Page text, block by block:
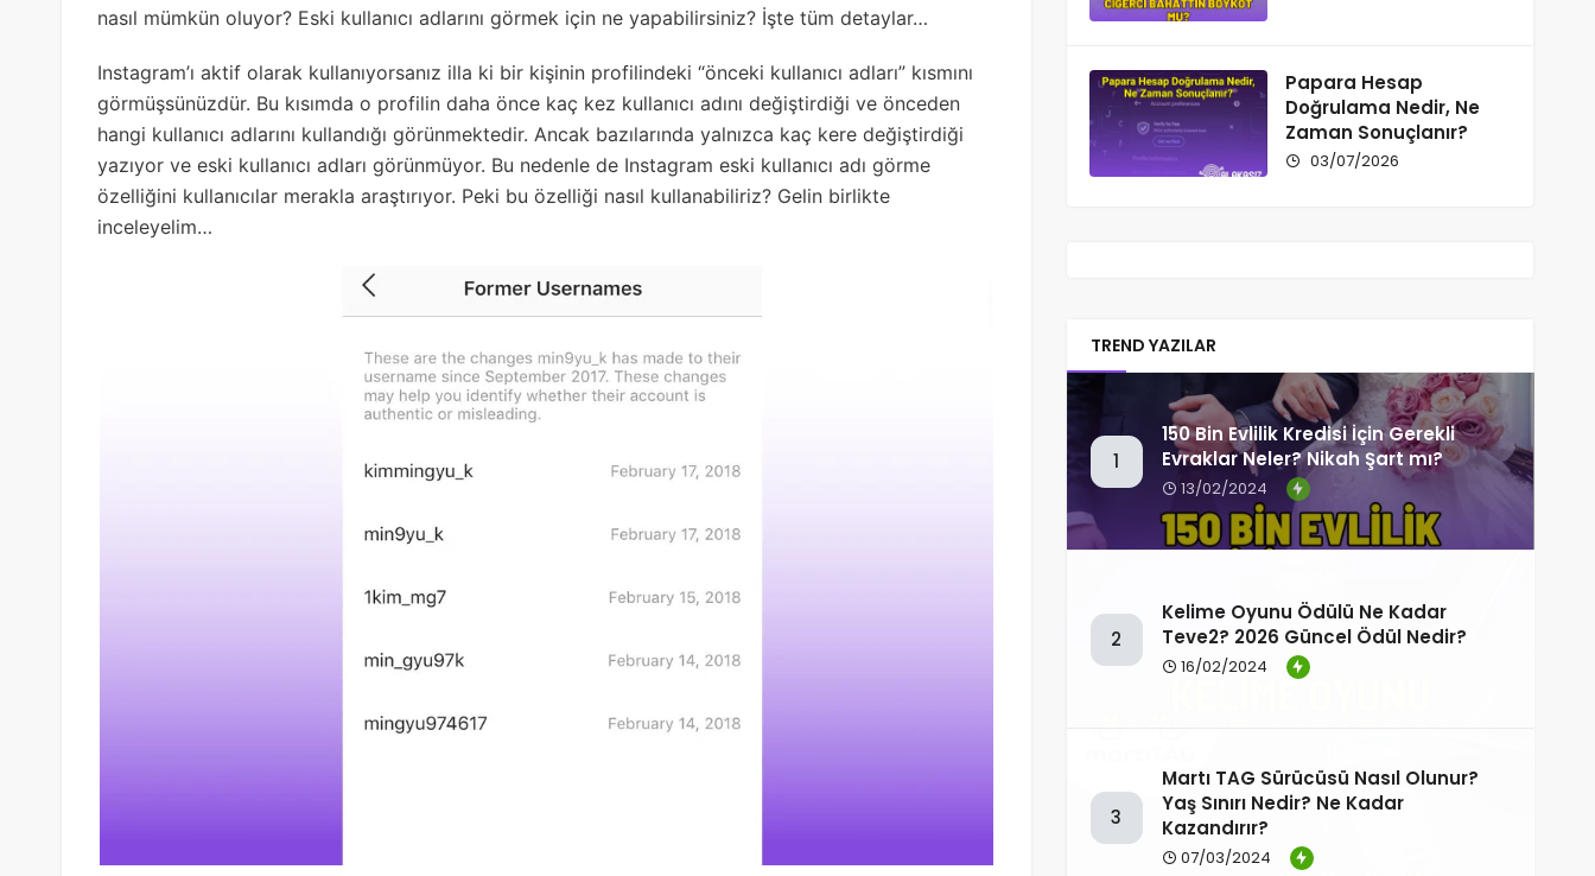
nasıl mümkün oluyor? Eski kullanıcı adlarını görmek için ne yapabilirsiniz? İşte tüm detaylar…
Instagram’ı aktif olarak kullanıyorsanız illa ki bir kişinin profilindeki “önceki kullanıcı adları” kısmını
görmüşsünüzdür. Bu kısımda o profilin daha önce kaç kez kullanıcı adını değiştirdiği ve önceden
hangi kullanıcı adlarını kullandığı görünmektedir. Ancak bazılarında yalnızca kaç kere değiştirdiği
yazıyor ve eski kullanıcı adları görünmüyor. Bu nedenle de Instagram eski kullanıcı adı görme
özelliğini kullanıcılar merakla araştırıyor. Peki bu özelliği nasıl kullanabiliriz? Gelin birlikte
inceleyelim…
Papara Hesap
Doğrulama Nedir, Ne
Zaman Sonuçlanır?
03/07/2026
TREND YAZILAR
1
150 Bin Evlilik Kredisi İçin Gerekli
Evraklar Neler? Nikah Şart mı?
13/02/2024
2
Kelime Oyunu Ödülü Ne Kadar
Teve2? 2026 Güncel Ödül Nedir?
16/02/2024
3
Martı TAG Sürücüsü Nasıl Olunur?
Yaş Sınırı Nedir? Ne Kadar
Kazandırır?
07/03/2024